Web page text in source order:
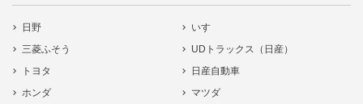
日野
いすゞ
三菱ふそう
UDトラックス（日産）
トヨタ
日産自動車
ホンダ
マツダ